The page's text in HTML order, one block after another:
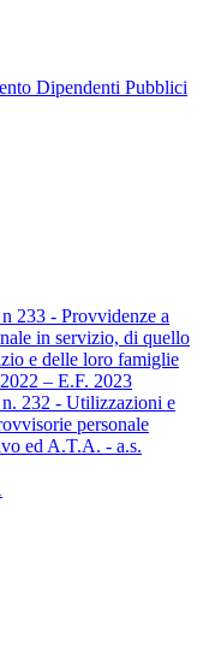
Dipendenti Pubblici
233 - Provvidenze a
in servizio, di quello
e delle loro famiglie
– E.F. 2023
232 - Utilizzazioni e
personale
ed A.T.A. - a.s.